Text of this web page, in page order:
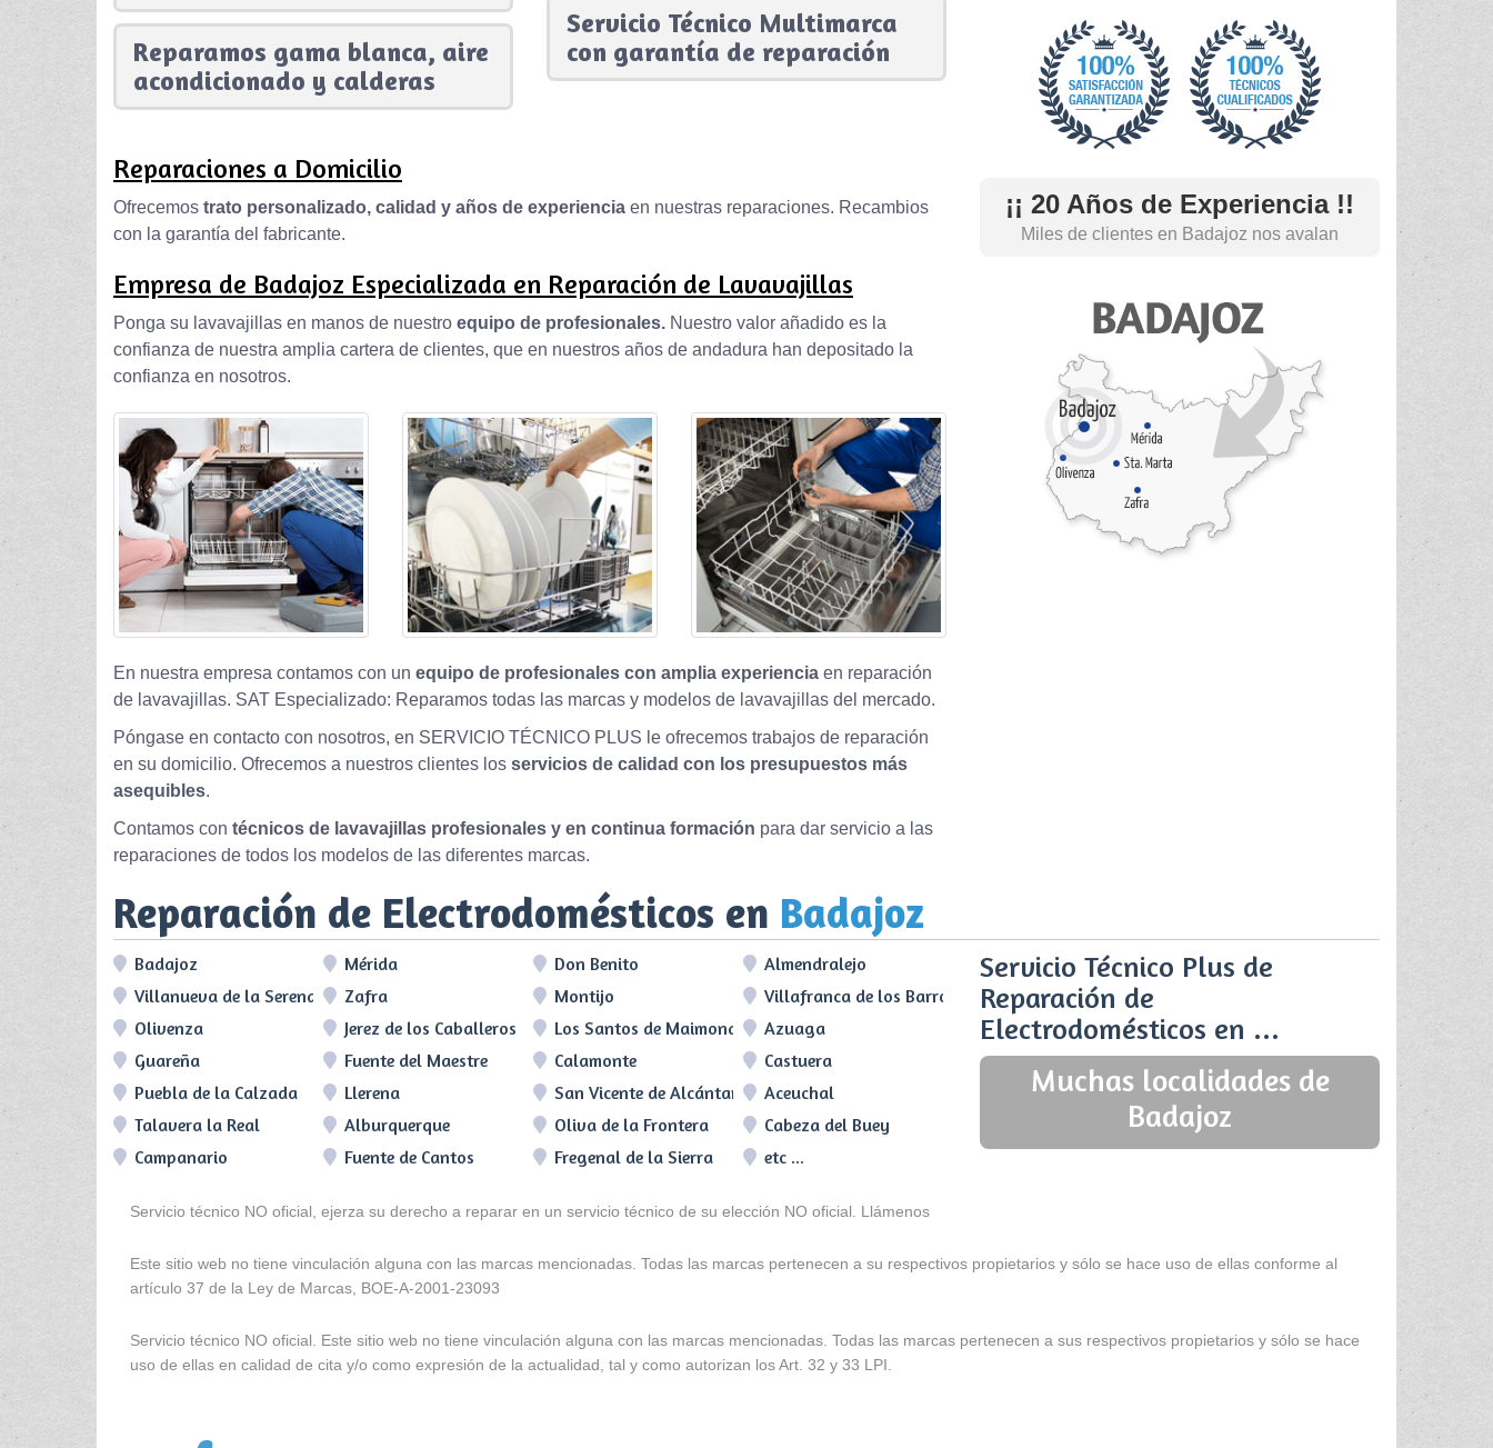
Reparamos gama blanca, aire
acondicionado y calderas
Servicio Técnico Multimarca
con garantía de reparación
Reparaciones a Domicilio
Ofrecemos trato personalizado, calidad y años de experiencia en nuestras reparaciones. Recambios
con la garantía del fabricante.
Empresa de Badajoz Especializada en Reparación de Lavavajillas
Ponga su lavavajillas en manos de nuestro equipo de profesionales. Nuestro valor añadido es la
confianza de nuestra amplia cartera de clientes, que en nuestros años de andadura han depositado la
confianza en nosotros.
En nuestra empresa contamos con un equipo de profesionales con amplia experiencia en reparación
de lavavajillas. SAT Especializado: Reparamos todas las marcas y modelos de lavavajillas del mercado.
Póngase en contacto con nosotros, en SERVICIO TÉCNICO PLUS le ofrecemos trabajos de reparación
en su domicilio. Ofrecemos a nuestros clientes los servicios de calidad con los presupuestos más
asequibles.
Contamos con técnicos de lavavajillas profesionales y en continua formación para dar servicio a las
reparaciones de todos los modelos de las diferentes marcas.
¡¡ 20 Años de Experiencia !!
Miles de clientes en Badajoz nos avalan
Reparación de Electrodomésticos en Badajoz
Badajoz Mérida Don Benito
Almendralejo
Villanueva de la Serena
Zafra Montijo
Villafranca de los Barros
Olivenza
Jerez de los Caballeros Los Santos de Maimona
Azuaga
Guareña
Fuente del Maestre Calamonte
Castuera
Puebla de la Calzada
Llerena San Vicente de Alcántara
Aceuchal
Talavera la Real
Alburquerque Oliva de la Frontera
Cabeza del Buey
Campanario
Fuente de Cantos Fregenal de la Sierra etc ...
Servicio Técnico Plus de
Reparación de
Electrodomésticos en ...
Muchas localidades de
Badajoz
Servicio técnico NO oficial, ejerza su derecho a reparar en un servicio técnico de su elección NO oficial. Llámenos
Este sitio web no tiene vinculación alguna con las marcas mencionadas. Todas las marcas pertenecen a su respectivos propietarios y sólo se hace uso de ellas conforme al
artículo 37 de la Ley de Marcas, BOE-A-2001-23093
Servicio técnico NO oficial. Este sitio web no tiene vinculación alguna con las marcas mencionadas. Todas las marcas pertenecen a sus respectivos propietarios y sólo se hace
uso de ellas en calidad de cita y/o como expresión de la actualidad, tal y como autorizan los Art. 32 y 33 LPI.